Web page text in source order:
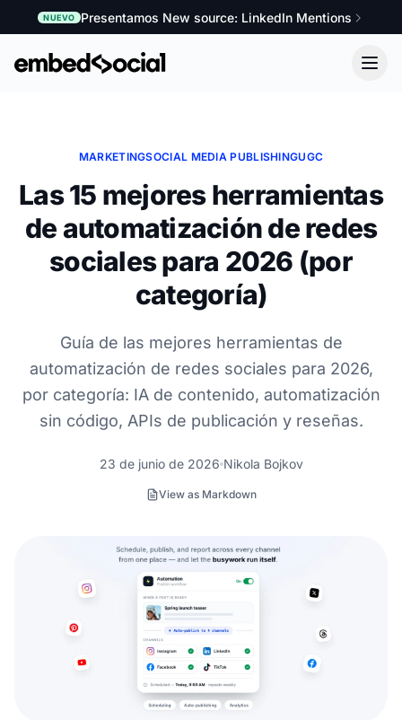
NUEVO Presentamos New source: LinkedIn Mentions
MARKETINGSOCIAL MEDIA PUBLISHINGUGC
Las 15 mejores herramientas
de automatización de redes
sociales para 2026 (por
categoría)
Guía de las mejores herramientas de
automatización de redes sociales para 2026,
por categoría: IA de contenido, automatización
sin código, APIs de publicación y reseñas.
23 de junio de 2026 Nikola Bojkov
View as Markdown